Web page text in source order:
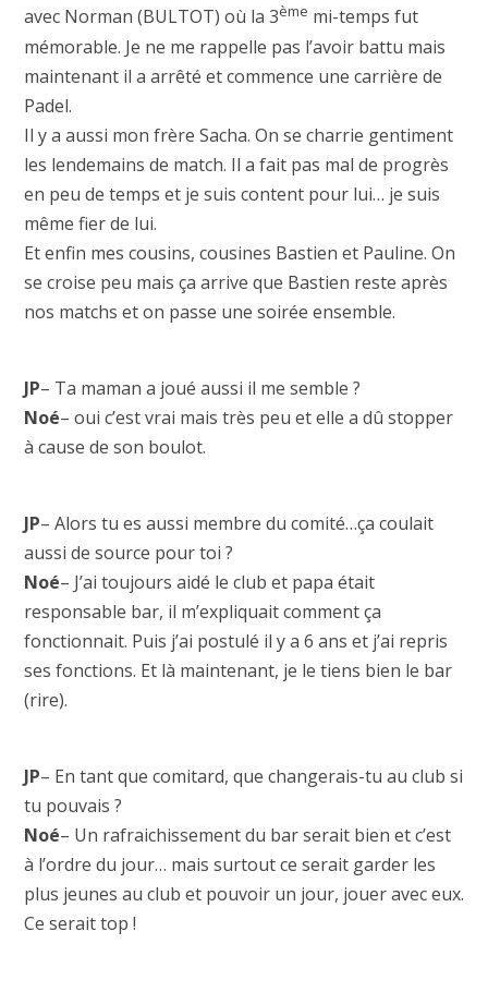
avec Norman (BULTOT) où la 3ème mi-temps fut
mémorable. Je ne me rappelle pas l’avoir battu mais
maintenant il a arrêté et commence une carrière de
Padel.
Il y a aussi mon frère Sacha. On se charrie gentiment
les lendemains de match. Il a fait pas mal de progrès
en peu de temps et je suis content pour lui… je suis
même fier de lui.
Et enfin mes cousins, cousines Bastien et Pauline. On
se croise peu mais ça arrive que Bastien reste après
nos matchs et on passe une soirée ensemble.
JP– Ta maman a joué aussi il me semble ?
Noé– oui c’est vrai mais très peu et elle a dû stopper
à cause de son boulot.
JP– Alors tu es aussi membre du comité…ça coulait
aussi de source pour toi ?
Noé– J’ai toujours aidé le club et papa était
responsable bar, il m’expliquait comment ça
fonctionnait. Puis j’ai postulé il y a 6 ans et j’ai repris
ses fonctions. Et là maintenant, je le tiens bien le bar
(rire).
JP– En tant que comitard, que changerais-tu au club si
tu pouvais ?
Noé– Un rafraichissement du bar serait bien et c’est
à l’ordre du jour… mais surtout ce serait garder les
plus jeunes au club et pouvoir un jour, jouer avec eux.
Ce serait top !